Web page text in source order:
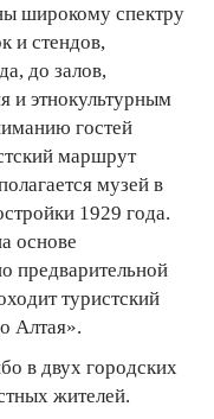
широкому спектру
и стендов,
до залов,
и этнокультурным
гостей
маршрут
музей в
1929 года.
основе
предварительной
туристский
Алтая».
в двух городских
жителей.